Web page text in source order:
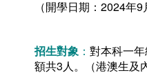
（開學日期：2024年
招生對象 ： 對本科一
額共3人。（港澳生及